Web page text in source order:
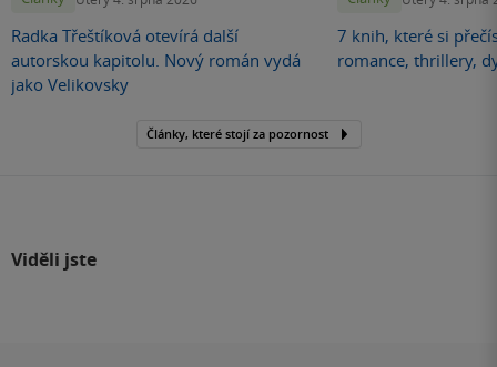
Radka Třeštíková otevírá další
autorskou kapitolu. Nový román vydá
jako Velikovsky
7 knih, které si
romance, thrillery,
Články, které stojí za pozornost
Viděli jste